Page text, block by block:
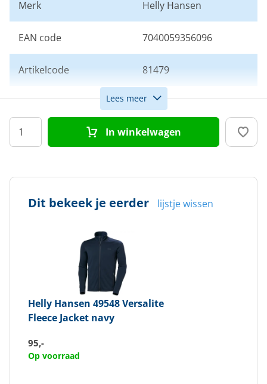
Merk Helly Hansen
EAN code 7040059356096
Artikelcode 81479
Maat L
Kleur Navy
Lees meer
In winkelwagen
Dit bekeek je eerder lijstje wissen
Helly Hansen 49548 Versalite
Fleece Jacket navy
95,-
Op voorraad